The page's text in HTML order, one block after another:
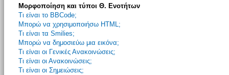
Μορφοποίηση και τύποι Θ. Ενοτήτων
Τι είναι το BBCode;
Μπορώ να χρησιμοποιήσω HTML;
Τι είναι τα Smilies;
Μπορώ να δημοσιεύω μια εικόνα;
Τι είναι οι Γενικές Ανακοινώσεις;
Τι είναι οι Ανακοινώσεις;
Τι είναι οι Σημειώσεις;